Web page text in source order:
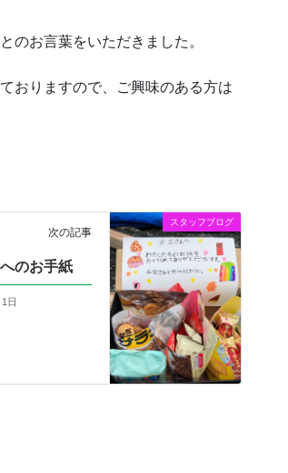
のお言葉をいただきました。
おりますので、ご興味のある方は
スタッフブログ
次の記事
のお手紙
日